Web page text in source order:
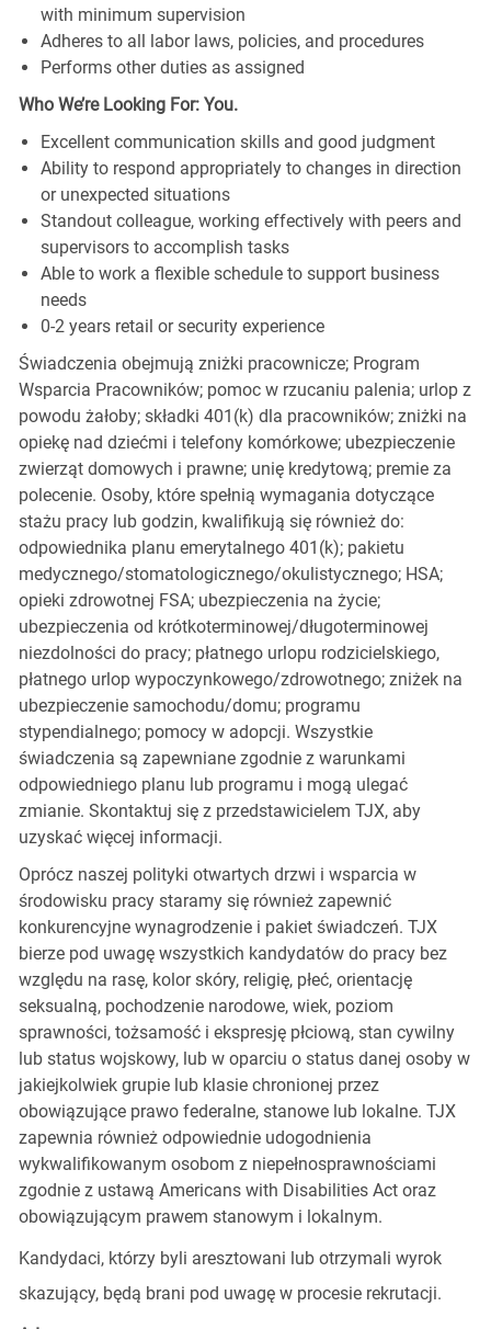
with minimum supervision
Adheres to all labor laws, policies, and procedures
Performs other duties as assigned
Who We’re Looking For: You.
Excellent communication skills and good judgment
Ability to respond appropriately to changes in direction
or unexpected situations
Standout colleague, working effectively with peers and
supervisors to accomplish tasks
Able to work a flexible schedule to support business
needs
0-2 years retail or security experience
Świadczenia obejmują zniżki pracownicze; Program
Wsparcia Pracowników; pomoc w rzucaniu palenia; urlop z
powodu żałoby; składki 401(k) dla pracowników; zniżki na
opiekę nad dziećmi i telefony komórkowe; ubezpieczenie
zwierząt domowych i prawne; unię kredytową; premie za
polecenie. Osoby, które spełnią wymagania dotyczące
stażu pracy lub godzin, kwalifikują się również do:
odpowiednika planu emerytalnego 401(k); pakietu
medycznego/stomatologicznego/okulistycznego; HSA;
opieki zdrowotnej FSA; ubezpieczenia na życie;
ubezpieczenia od krótkoterminowej/długoterminowej
niezdolności do pracy; płatnego urlopu rodzicielskiego,
płatnego urlop wypoczynkowego/zdrowotnego; zniżek na
ubezpieczenie samochodu/domu; programu
stypendialnego; pomocy w adopcji. Wszystkie
świadczenia są zapewniane zgodnie z warunkami
odpowiedniego planu lub programu i mogą ulegać
zmianie. Skontaktuj się z przedstawicielem TJX, aby
uzyskać więcej informacji.
Oprócz naszej polityki otwartych drzwi i wsparcia w
środowisku pracy staramy się również zapewnić
konkurencyjne wynagrodzenie i pakiet świadczeń. TJX
bierze pod uwagę wszystkich kandydatów do pracy bez
względu na rasę, kolor skóry, religię, płeć, orientację
seksualną, pochodzenie narodowe, wiek, poziom
sprawności, tożsamość i ekspresję płciową, stan cywilny
lub status wojskowy, lub w oparciu o status danej osoby w
jakiejkolwiek grupie lub klasie chronionej przez
obowiązujące prawo federalne, stanowe lub lokalne. TJX
zapewnia również odpowiednie udogodnienia
wykwalifikowanym osobom z niepełnosprawnościami
zgodnie z ustawą Americans with Disabilities Act oraz
obowiązującym prawem stanowym i lokalnym.
Kandydaci, którzy byli aresztowani lub otrzymali wyrok
skazujący, będą brani pod uwagę w procesie rekrutacji.